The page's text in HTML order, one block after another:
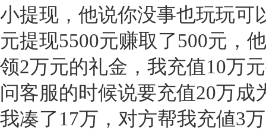
小提现，他说你没事也玩玩可
元提现5500元赚取了500元，
领2万元的礼金，我充值10万
问客服的时候说要充值20万成
我凑了17万，对方帮我充値3